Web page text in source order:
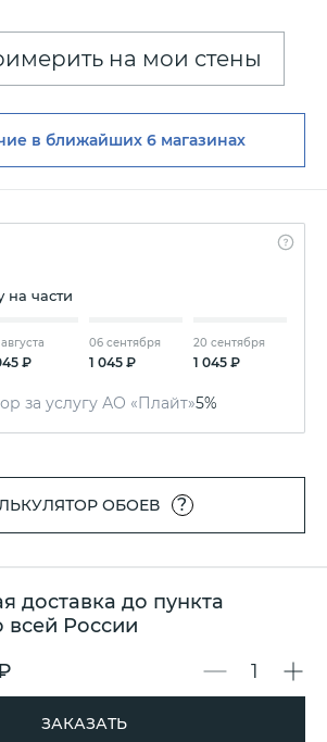
на мои стены
в ближайших 6 магазинах
на части
₽
06 сентября
1 045 ₽
20 сентября
1 045 ₽
за услугу АО «Плайт»5%
ОБОЕВ ?
доставка до пункта
всей России
ЗАКАЗАТЬ